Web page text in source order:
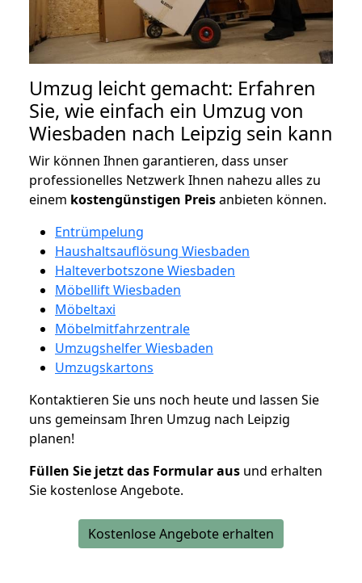
Umzug leicht gemacht: Erfahren
Sie, wie einfach ein Umzug von
Wiesbaden nach Leipzig sein kann
Wir können Ihnen garantieren, dass unser
professionelles Netzwerk Ihnen nahezu alles zu
einem kostengünstigen Preisanbieten können.
Entrümpelung
Haushaltsauflösung Wiesbaden
Halteverbotszone Wiesbaden
Möbellift Wiesbaden
Möbeltaxi
Möbelmitfahrzentrale
Umzugshelfer Wiesbaden
Umzugskartons
Kontaktieren Sie uns noch heute und lassen Sie
uns gemeinsam Ihren Umzug nach Leipzig
planen!
Füllen Sie jetzt das Formular aus und erhalten
Sie kostenlose Angebote.
Kostenlose Angebote erhalten